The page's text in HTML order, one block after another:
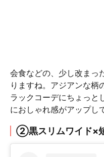
会食などの、少し改まっ
りますね。アジアンな柄
ラックコーデにちょっと
におしゃれ感がアップし
②黒スリムワイド×